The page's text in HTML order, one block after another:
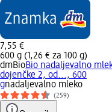
7,55 €
600 g (1,26 € za 100 g)
dmBioBio nadaljevalno
dojenčke 2, od..., 600
gnadaljevalno mleko
(259)